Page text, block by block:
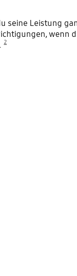
Leistung
wenn
2